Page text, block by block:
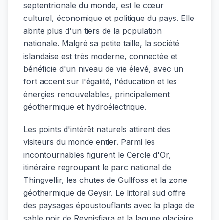
septentrionale du monde, est le cœur
culturel, économique et politique du pays. Elle
abrite plus d'un tiers de la population
nationale. Malgré sa petite taille, la société
islandaise est très moderne, connectée et
bénéficie d'un niveau de vie élevé, avec un
fort accent sur l'égalité, l'éducation et les
énergies renouvelables, principalement
géothermique et hydroélectrique.
Les points d'intérêt naturels attirent des
visiteurs du monde entier. Parmi les
incontournables figurent le Cercle d'Or,
itinéraire regroupant le parc national de
Thingvellir, les chutes de Gullfoss et la zone
géothermique de Geysir. Le littoral sud offre
des paysages époustouflants avec la plage de